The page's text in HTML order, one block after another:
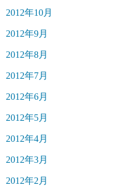
2012年10月
2012年9月
2012年8月
2012年7月
2012年6月
2012年5月
2012年4月
2012年3月
2012年2月